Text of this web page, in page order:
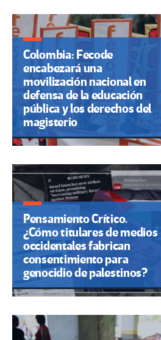
Colombia: Fecode
encabezará una
movilización nacional en
defensa de la educación
pública y los derechos del
magisterio
Pensamiento Crítico.
¿Cómo titulares de medios
occidentales fabrican
consentimiento para
genocidio de palestinos?